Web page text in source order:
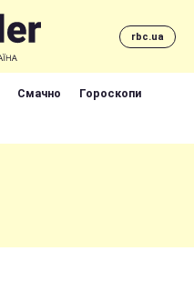
rbc.ua
Смачно Гороскопи